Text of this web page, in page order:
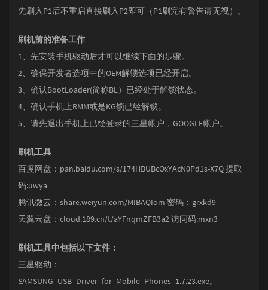
先刷入P1后不重启直接刷入P2即可（P1刷完有警告请无视）。
刷机前的准备工作
1、先安装手机驱动后才可以继续下面的步骤。
2、确保开发者选项中的OEM解锁选项已经开启。
3、确认BootLoader(简称BL）已经处于解锁状态。
4、确认手机上RMM或是KG锁已经解锁。
5、请先退出手机上已经登录的三星帐户，GOOGLE帐户。
刷机工具
百度网盘：pan.baidu.com/s/174HBUBcOxYAcN0Pd1s-X7Q 提取
码:uwya
腾讯微云：share.weiyun.com/MIBAQIom 密码：grxkd9
天翼云盘：cloud.189.cn/t/aYFnqmZFB3a2 访问码:mxn3
刷机工具中包括以下文件：
三星驱动：
SAMSUNG_USB_Driver_for_Mobile_Phones_1.7.23.exe。